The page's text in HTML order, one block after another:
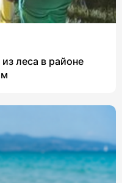
леса в районе